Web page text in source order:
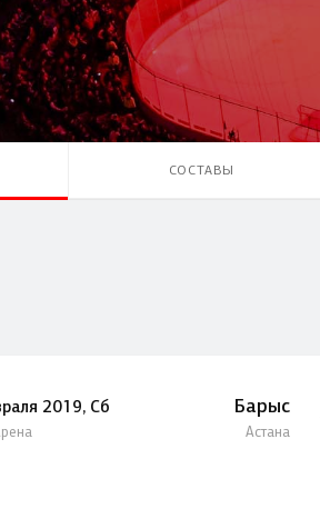
Локомотив
Северсталь
ЦСКА
Шанхайские Драконы
СОСТАВЫ
2019, Сб Барыс
Астана